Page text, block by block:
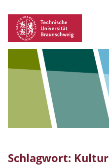
Schlagwort: Kultur